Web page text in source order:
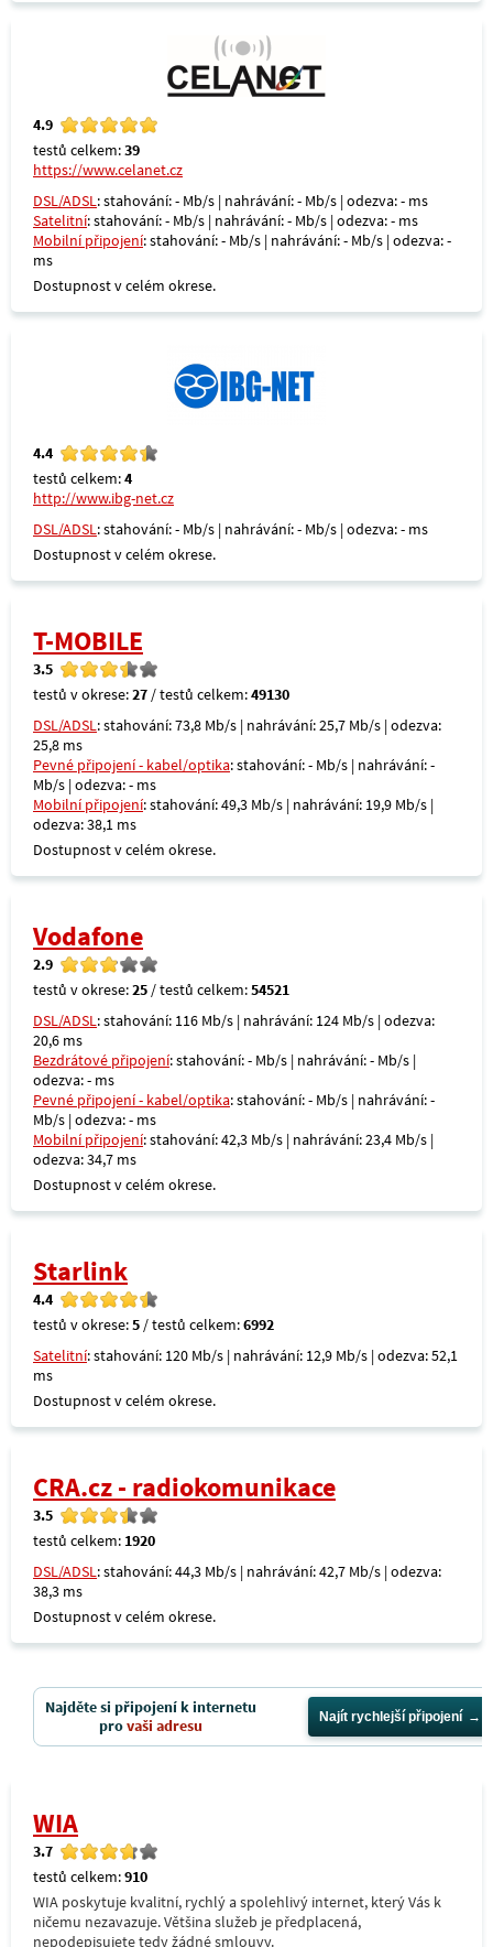
4.9
testů celkem:39
https://www.celanet.cz
DSL/ADSL: stahování: - Mb/s | nahrávání: - Mb/s | odezva: - ms
Satelitní: stahování: - Mb/s | nahrávání: - Mb/s | odezva: - ms
Mobilní připojení: stahování: - Mb/s | nahrávání: - Mb/s | odezva: -
ms
Dostupnost v celém okrese.
4.4
testů celkem:4
http://www.ibg-net.cz
DSL/ADSL: stahování: - Mb/s | nahrávání: - Mb/s | odezva: - ms
Dostupnost v celém okrese.
T-MOBILE
3.5
testů v okrese:27 / testů celkem:49130
DSL/ADSL: stahování: 73,8 Mb/s | nahrávání: 25,7 Mb/s | odezva:
25,8 ms
Pevné připojení - kabel/optika: stahování: - Mb/s | nahrávání: -
Mb/s | odezva: - ms
Mobilní připojení: stahování: 49,3 Mb/s | nahrávání: 19,9 Mb/s |
odezva: 38,1 ms
Dostupnost v celém okrese.
Vodafone
2.9
testů v okrese:25 / testů celkem:54521
DSL/ADSL: stahování: 116 Mb/s | nahrávání: 124 Mb/s | odezva:
20,6 ms
Bezdrátové připojení: stahování: - Mb/s | nahrávání: - Mb/s |
odezva: - ms
Pevné připojení - kabel/optika: stahování: - Mb/s | nahrávání: -
Mb/s | odezva: - ms
Mobilní připojení: stahování: 42,3 Mb/s | nahrávání: 23,4 Mb/s |
odezva: 34,7 ms
Dostupnost v celém okrese.
Starlink
4.4
testů v okrese:5 / testů celkem:6992
Satelitní: stahování: 120 Mb/s | nahrávání: 12,9 Mb/s | odezva: 52,1
ms
Dostupnost v celém okrese.
CRA.cz - radiokomunikace
3.5
testů celkem: 1920
DSL/ADSL: stahování: 44,3 Mb/s | nahrávání: 42,7 Mb/s | odezva:
38,3 ms
Dostupnost v celém okrese.
Najděte si připojení k internetu
provaši adresu Najít rychlejší připojení
WIA
3.7
testů celkem:910
WIA poskytuje kvalitní, rychlý a spolehlivý internet, který Vás k
ničemu nezavazuje. Většina služeb je předplacená,
nepodepisujete tedy žádné smlouvy.